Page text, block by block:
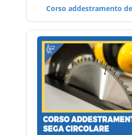
Corso addestramento